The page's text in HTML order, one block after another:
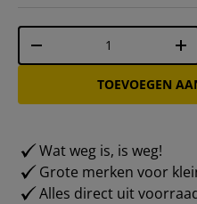
Aantal
-
+
TOEVOEGEN
Wat weg is, is weg!
Grote merken voor
Alles direct uit